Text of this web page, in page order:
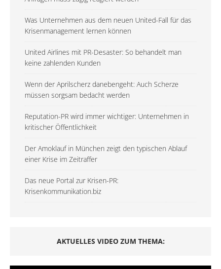
Was Unternehmen aus dem neuen United-Fall für das
Krisenmanagement lernen können
United Airlines mit PR-Desaster: So behandelt man
keine zahlenden Kunden
Wenn der Aprilscherz danebengeht: Auch Scherze
müssen sorgsam bedacht werden
Reputation-PR wird immer wichtiger: Unternehmen in
kritischer Öffentlichkeit
Der Amoklauf in München zeigt den typischen Ablauf
einer Krise im Zeitraffer
Das neue Portal zur Krisen-PR:
Krisenkommunikation.biz
AKTUELLES VIDEO ZUM THEMA: